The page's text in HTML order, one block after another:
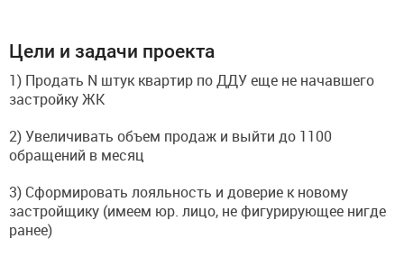
Цели и задачи проекта
1) Продать N штук квартир по ДДУ еще не начавшего
застройку ЖК
2) Увеличивать объем продаж и выйти до 1100
обращений в месяц
3) Сформировать лояльность и доверие к новому
застройщику (имеем юр. лицо, не фигурирующее нигде
ранее)